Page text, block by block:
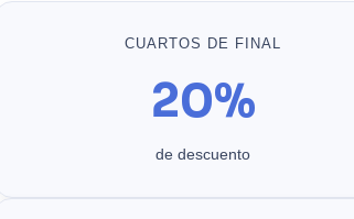
CUARTOS DE FINAL
20%
de descuento